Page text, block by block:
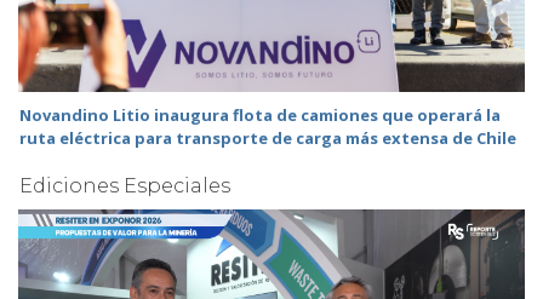
Novandino Litio inaugura flota de camiones que operará la
ruta eléctrica para transporte de carga más extensa de Chile
Ediciones Especiales